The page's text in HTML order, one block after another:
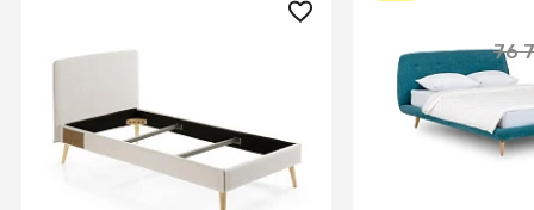
129 990 ₽
бежевая
49 900 ₽
76
Кровать Loa